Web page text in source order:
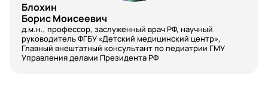
Блохин
Борис Моисеевич
д.м.н., профессор, заслуженный врач РФ, научный
руководитель ФГБУ «Детский медицинский центр»,
Главный внештатный консультант по педиатрии ГМУ
Управления делами Президента РФ